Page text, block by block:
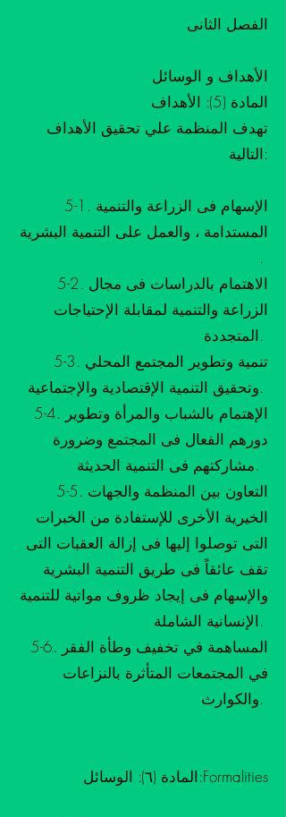
الفصل الثانى
الأهداف و الوسائل
المادة (5): الأهداف
تهدف المنظمة علي تحقيق الأهداف
التالية:
5-1. الإسهام فى الزراعة والتنمية
المستدامة ، والعمل على التنمية البشرية
.
5-2. الاهتمام بالدراسات فى مجال
الزراعة والتنمية لمقابلة الإحتياجات
المتجددة.
5-3. تنمية وتطوير المجتمع المحلي
وتحقيق التنمية الإقتصادية والإجتماعية.
5-4. الإهتمام بالشباب والمرأة وتطوير
دورهم الفعال فى المجتمع وضرورة
مشاركتهم فى التنمية الحديثة.
5-5. التعاون بين المنظمة والجهات
الخيرية الأخرى للإستفادة من الخبرات
التى توصلوا إليها فى إزالة العقبات التى
تقف عائقاً فى طريق التنمية البشرية
والإسهام فى إيجاد ظروف مواتية للتنمية
الإنسانية الشاملة.
5-6. المساهمة في تخفيف وطأة الفقر
في المجتمعات المتأثرة بالنزاعات
والكوارث.
المادة (٦): الوسائل:Formalities